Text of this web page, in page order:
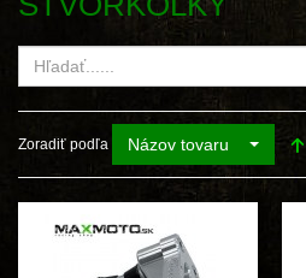
Zoradiť podľa Názov tovaru